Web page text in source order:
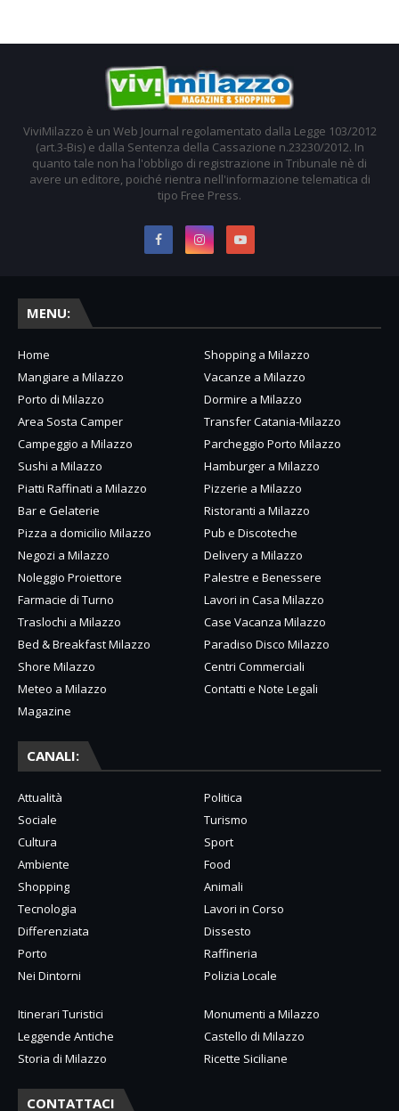
ViviMilazzo è un Web Journal regolamentato dalla Legge 103/2012
(art.3-Bis) e dalla Sentenza della Cassazione n.23230/2012. In
quanto tale non ha l'obbligo di registrazione in Tribunale nè di
avere un editore, poiché rientra nell'informazione telematica di
tipo Free Press.
MENU:
Home
Shopping a Milazzo
Mangiare a Milazzo
Vacanze a Milazzo
Porto di Milazzo
Dormire a Milazzo
Area Sosta Camper
Transfer Catania-Milazzo
Campeggio a Milazzo
Parcheggio Porto Milazzo
Sushi a Milazzo
Hamburger a Milazzo
Piatti Raffinati a Milazzo
Pizzerie a Milazzo
Bar e Gelaterie
Ristoranti a Milazzo
Pizza a domicilio Milazzo
Pub e Discoteche
Negozi a Milazzo
Delivery a Milazzo
Noleggio Proiettore
Palestre e Benessere
Farmacie di Turno
Lavori in Casa Milazzo
Traslochi a Milazzo
Case Vacanza Milazzo
Bed & Breakfast Milazzo
Paradiso Disco Milazzo
Shore Milazzo
Centri Commerciali
Meteo a Milazzo
Contatti e Note Legali
Magazine
CANALI:
Attualità
Politica
Sociale
Turismo
Cultura
Sport
Ambiente
Food
Shopping
Animali
Tecnologia
Lavori in Corso
Differenziata
Dissesto
Porto
Raffineria
Nei Dintorni
Polizia Locale
Itinerari Turistici
Monumenti a Milazzo
Leggende Antiche
Castello di Milazzo
Storia di Milazzo
Ricette Siciliane
CONTATTACI